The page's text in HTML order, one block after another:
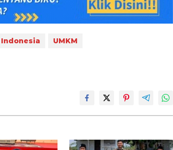
Indonesia
UMKM